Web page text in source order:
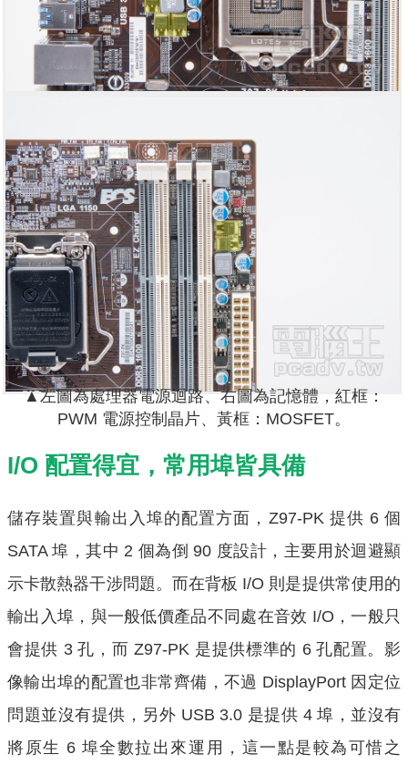
▲左圖為處理器電源迴路、右圖為記憶體，紅框：
PWM 電源控制晶片、黃框：MOSFET。
I/O 配置得宜，常用埠皆具備
儲存裝置與輸出入埠的配置方面，Z97-PK 提供 6 個
SATA 埠，其中 2 個為倒 90 度設計，主要用於迴避顯
示卡散熱器干涉問題。而在背板 I/O 則是提供常使用的
輸出入埠，與一般低價產品不同處在音效 I/O，一般只
會提供 3 孔，而 Z97-PK 是提供標準的 6 孔配置。影
像輸出埠的配置也非常齊備，不過 DisplayPort 因定位
問題並沒有提供，另外 USB 3.0 是提供 4 埠，並沒有
將原生 6 埠全數拉出來運用，這一點是較為可惜之